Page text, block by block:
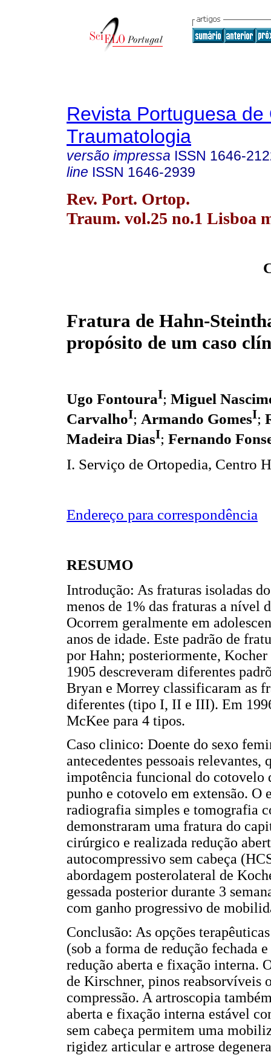
Revista Portuguesa de
Traumatologia
versão impressa ISSN 1646-
line ISSN 1646-2939
Rev. Port. Ortop.
Traum. vol.25 no.1 Lisboa
Fratura de Hahn-
propósito de um caso
Ugo FontouraI; Miguel
CarvalhoI; Armando GomesI;
Madeira DiasI; Fernando
I. Serviço de Ortopedia, Centro
Endereço para correspondência
RESUMO
Introdução: As fraturas isoladas
menos de 1% das fraturas a nível
Ocorrem geralmente em
anos de idade. Este padrão de
por Hahn; posteriormente,
1905 descreveram diferentes
Bryan e Morrey classificaram as
diferentes (tipo I, II e III). Em
McKee para 4 tipos.
Caso clinico: Doente do sexo
antecedentes pessoais
impotência funcional do
punho e cotovelo em extensão. O
radiografia simples e tomografia
demonstraram uma fratura do
cirúrgico e realizada redução
autocompressivo sem cabeça
abordagem posterolateral de
gessada posterior durante 3
com ganho progressivo de
Conclusão: As opções
(sob a forma de redução fechada
redução aberta e fixação interna.
de Kirschner, pinos reabsorvíveis
compressão. A artroscopia
aberta e fixação interna estável
sem cabeça permitem uma
rigidez articular e artrose